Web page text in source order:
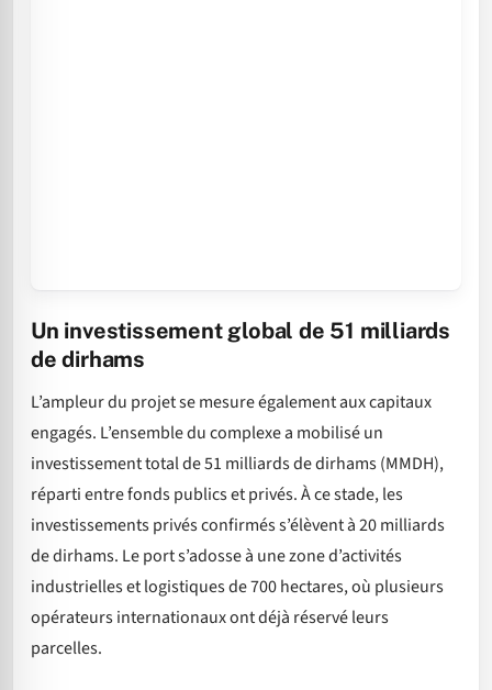
Un investissement global de 51 milliards
de dirhams
L’ampleur du projet se mesure également aux capitaux
engagés. L’ensemble du complexe a mobilisé un
investissement total de 51 milliards de dirhams (MMDH),
réparti entre fonds publics et privés. À ce stade, les
investissements privés confirmés s’élèvent à 20 milliards
de dirhams. Le port s’adosse à une zone d’activités
industrielles et logistiques de 700 hectares, où plusieurs
opérateurs internationaux ont déjà réservé leurs
parcelles.